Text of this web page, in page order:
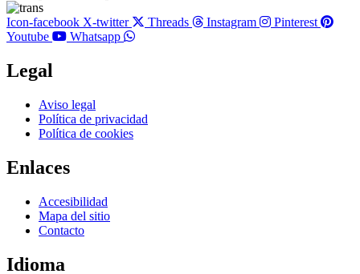
Icon-facebook X-twitter Threads Instagram
Pinterest
Youtube
Whatsapp
Legal
Main
Menu
Aviso legal
Política de privacidad
Política de cookies
Enlaces
Main
Menu
Accesibilidad
Mapa del sitio
Contacto
Idioma